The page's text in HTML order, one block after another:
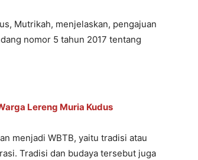
Mutrikah, menjelaskan, pengajuan
nomor 5 tahun 2017 tentang
Lereng Muria Kudus
menjadi WBTB, yaitu tradisi atau
Tradisi dan budaya tersebut juga